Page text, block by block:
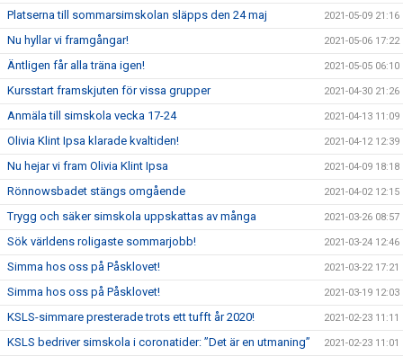
Platserna till sommarsimskolan släpps den 24 maj 2021-05-09 21:16
Nu hyllar vi framgångar! 2021-05-06 17:22
Äntligen får alla träna igen! 2021-05-05 06:10
Kursstart framskjuten för vissa grupper 2021-04-30 21:26
Anmäla till simskola vecka 17-24 2021-04-13 11:09
Olivia Klint Ipsa klarade kvaltiden! 2021-04-12 12:39
Nu hejar vi fram Olivia Klint Ipsa 2021-04-09 18:18
Rönnowsbadet stängs omgående 2021-04-02 12:15
Trygg och säker simskola uppskattas av många 2021-03-26 08:57
Sök världens roligaste sommarjobb! 2021-03-24 12:46
Simma hos oss på Påsklovet! 2021-03-22 17:21
Simma hos oss på Påsklovet! 2021-03-19 12:03
KSLS-simmare presterade trots ett tufft år 2020! 2021-02-23 11:11
KSLS bedriver simskola i coronatider: ”Det är en utmaning” 2021-02-23 11:01